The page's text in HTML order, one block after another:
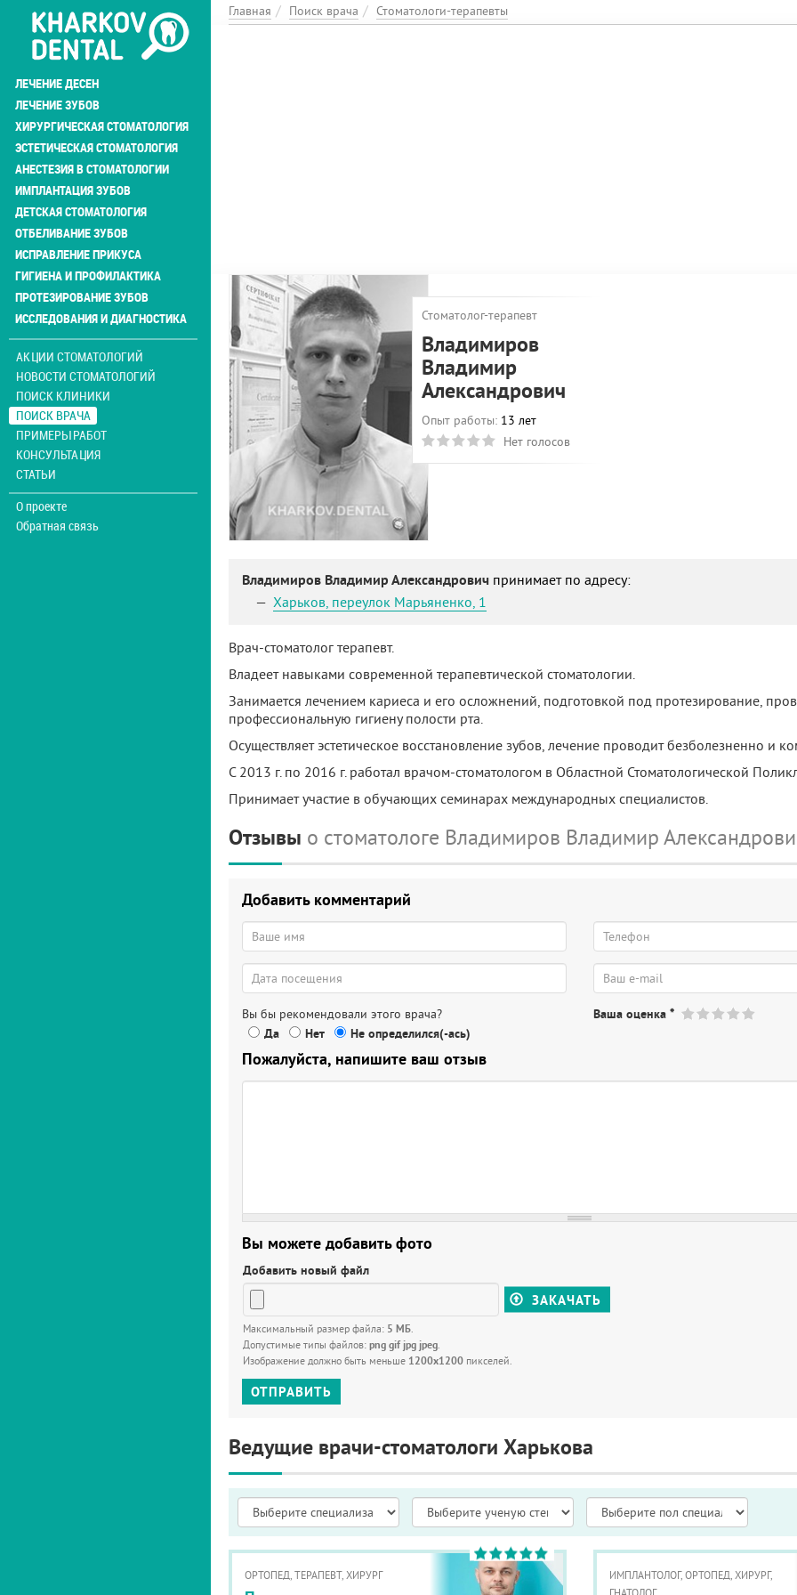
Перейти
основному
содержанию
ЛЕЧЕНИЕ ДЕСЕН
ЛЕЧЕНИЕ ЗУБОВ
ХИРУРГИЧЕСКАЯ СТОМАТОЛОГИЯ
ЭСТЕТИЧЕСКАЯ СТОМАТОЛОГИЯ
АНЕСТЕЗИЯ В СТОМАТОЛОГИИ
ИМПЛАНТАЦИЯ ЗУБОВ
ДЕТСКАЯ СТОМАТОЛОГИЯ
ОТБЕЛИВАНИЕ ЗУБОВ
ИСПРАВЛЕНИЕ ПРИКУСА
ГИГИЕНА И ПРОФИЛАКТИКА
ПРОТЕЗИРОВАНИЕ ЗУБОВ
ИССЛЕДОВАНИЯ И ДИАГНОСТИКА
АКЦИИ СТОМАТОЛОГИЙ
НОВОСТИ СТОМАТОЛОГИЙ
ПОИСК КЛИНИКИ
ПОИСК ВРАЧА
ПРИМЕРЫ РАБОТ
КОНСУЛЬТАЦИЯ
СТАТЬИ
О проекте
Обратная связь
Главная Поиск врача Стоматологи-терапевты
Стоматолог-терапевт
Владимиров
Владимир
Александрович
Опыт работы: 13 лет
Нет голосов
Владимиров Владимир Александрович принимает по адресу:
Харьков, переулок Марьяненко, 1
Врач-стоматолог терапевт.
Владеет навыками современной терапевтической стоматологии.
Занимается лечением кариеса и его осложнений, подготовкой под протезирование,
профессиональную гигиену полости рта.
Осуществляет эстетическое восстановление зубов, лечение проводит безболезненно и
С 2013 г. по 2016 г. работал врачом-стоматологом в Областной Стоматологической
Принимает участие в обучающих семинарах международных специалистов.
Отзывы о стоматологе Владимиров Владимир
Добавить комментарий
Вы бы рекомендовали этого врача?
Да
Нет Не определился(-ась)
Ваша оценка*
Пожалуйста, напишите ваш отзыв
Вы можете добавить фото
Добавить новый файл
ЗАКАЧАТЬ
Максимальный размер файла: 5 МБ.
Допустимые типы файлов: png gif jpg jpeg.
Изображение должно быть меньше 1200x1200 пикселей.
ОТПРАВИТЬ
Ведущие врачи-стоматологи Харькова
ОРТОПЕД, ТЕРАПЕВТ, ХИРУРГ
ИМПЛАНТОЛОГ, ОРТОПЕД, ХИРУРГ,